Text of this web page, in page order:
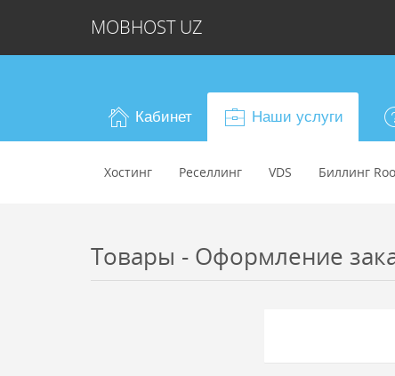
MOBHOST UZ
Кабинет Наши услуги
Хостинг Реселлинг VDS Биллинг
Товары - Оформление